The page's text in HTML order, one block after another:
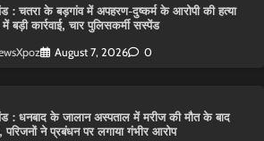
: चतरा के बड़गांव में अपहरण-दुष्कर्म के आरोपी की हत्या
बड़ी कार्रवाई, चार पुलिसकर्मी सस्पेंड
August 7, 2026 0
: धनबाद के जालान अस्पताल में मरीज की मौत के बाद
परिजनों ने प्रबंधन पर लगाया गंभीर आरोप